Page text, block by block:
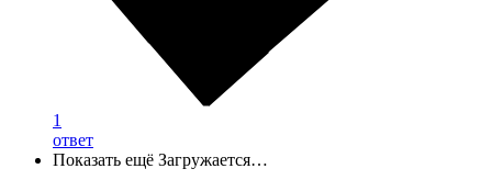
1
ответ
Показать ещё Загружается…